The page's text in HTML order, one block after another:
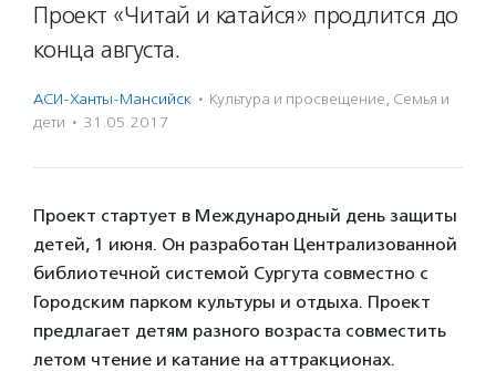
Проект «Читай и катайся» продлится до
конца августа.
АСИ-Ханты-Мансийск · Культура и просвещение, Семья и
дети · 31.05.2017
Проект стартует в Международный день защиты
детей, 1 июня. Он разработан Централизованной
библиотечной системой Сургута совместно с
Городским парком культуры и отдыха. Проект
предлагает детям разного возраста совместить
летом чтение и катание на аттракционах.